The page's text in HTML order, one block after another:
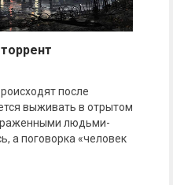
после
выживать в отрытом
людьми-
а поговорка «человек